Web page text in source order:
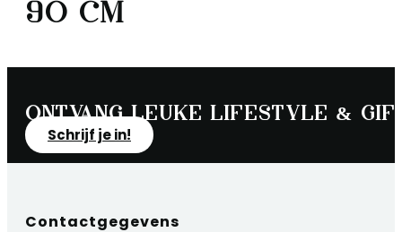
90 cm
Ontvang leuke lifestyle &
Schrijf je in!
Contactgegevens